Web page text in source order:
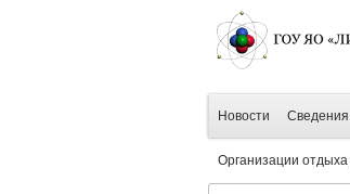
Новости Сведения
Организации отдыха